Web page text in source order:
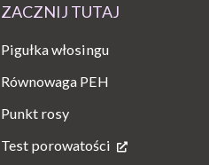
ZACZNIJ TUTAJ
Pigułka włosingu
Równowaga PEH
Punkt rosy
Test porowatości